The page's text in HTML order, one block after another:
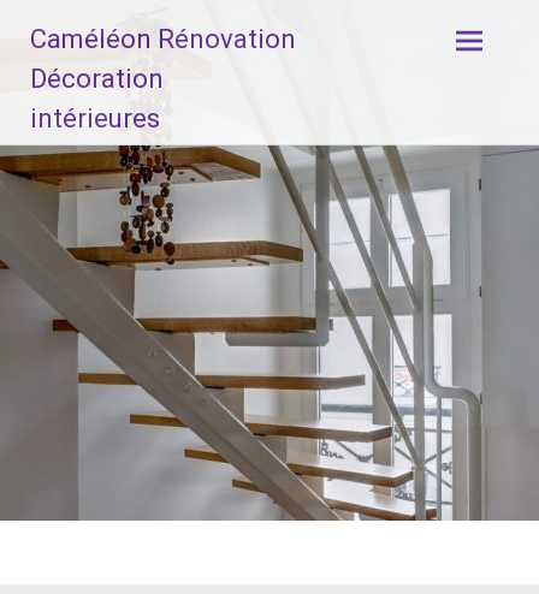
contenu
Caméléon Rénovation
Décoration
intérieures